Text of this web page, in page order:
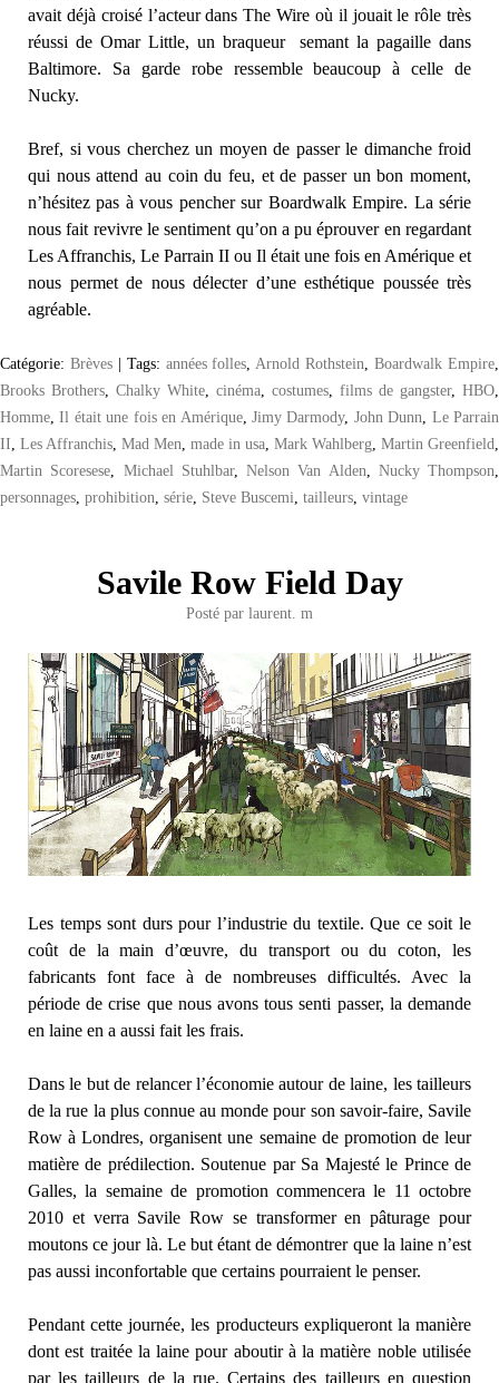
avait déjà croisé l’acteur dans The Wire où il jouait le rôle très
réussi de Omar Little, un braqueur semant la pagaille dans
Baltimore. Sa garde robe ressemble beaucoup à celle de
Nucky.
Bref, si vous cherchez un moyen de passer le dimanche froid
qui nous attend au coin du feu, et de passer un bon moment,
n’hésitez pas à vous pencher sur Boardwalk Empire. La série
nous fait revivre le sentiment qu’on a pu éprouver en regardant
Les Affranchis, Le Parrain II ou Il était une fois en Amérique et
nous permet de nous délecter d’une esthétique poussée très
agréable.
Catégorie: Brèves | Tags: années folles,Arnold Rothstein,Boardwalk Empire,
Brooks Brothers, Chalky White, cinéma, costumes, films de gangster, HBO,
Homme,Il était une fois en Amérique, Jimy Darmody, John Dunn, Le Parrain
II, Les Affranchis, Mad Men, made in usa, Mark Wahlberg, Martin Greenfield,
Martin Scoresese, Michael Stuhlbar, Nelson Van Alden, Nucky Thompson,
personnages, prohibition, série, Steve Buscemi, tailleurs, vintage
Savile Row Field Day
Posté par laurent. m
Les temps sont durs pour l’industrie du textile. Que ce soit le
coût de la main d’œuvre, du transport ou du coton, les
fabricants font face à de nombreuses difficultés. Avec la
période de crise que nous avons tous senti passer, la demande
en laine en a aussi fait les frais.
Dans le but de relancer l’économie autour de laine, les tailleurs
de la rue la plus connue au monde pour son savoir-faire, Savile
Row à Londres, organisent une semaine de promotion de leur
matière de prédilection. Soutenue par Sa Majesté le Prince de
Galles, la semaine de promotion commencera le 11 octobre
2010 et verra Savile Row se transformer en pâturage pour
moutons ce jour là. Le but étant de démontrer que la laine n’est
pas aussi inconfortable que certains pourraient le penser.
Pendant cette journée, les producteurs expliqueront la manière
dont est traitée la laine pour aboutir à la matière noble utilisée
par les tailleurs de la rue. Certains des tailleurs en question